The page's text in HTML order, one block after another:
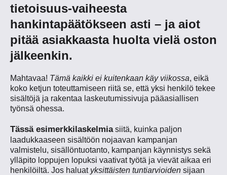
tietoisuus-vaiheesta
hankintapäätökseen asti – ja aiot
pitää asiakkaasta huolta vielä oston
jälkeenkin.
Mahtavaa! Tämä kaikki ei kuitenkaan käy viikossa, eikä
koko ketjun toteuttamiseen riitä se, että yksi henkilö tekee
sisältöjä ja rakentaa laskeutumissivuja pääasiallisen
työnsä ohessa.
Tässä esimerkkilaskelmiasiitä, kuinka paljon
laadukkaaseen sisältöön nojaavan kampanjan
valmistelu, sisällöntuotanto, kampanjan käynnistys sekä
ylläpito loppujen lopuksi vaativat työtä ja vievät aikaa eri
henkilöiltä. Jos haluat yksittäisten tuntiarvioiden sijaan